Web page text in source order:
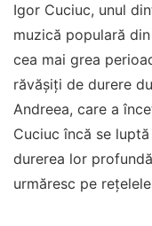
Igor Cuciuc, unul
muzică populară
cea mai grea
răvășiți de durere
Andreea, care a
Cuciuc încă se
durerea lor
urmăresc pe